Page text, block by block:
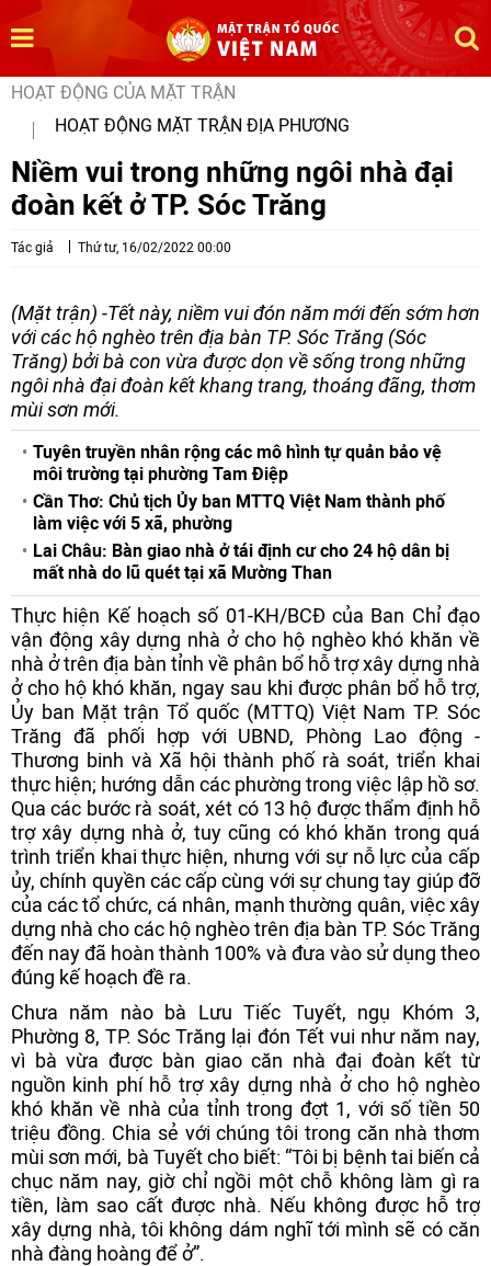
HOẠT ĐỘNG CỦA MẶT TRẬN
HOẠT ĐỘNG MẶT TRẬN ĐỊA PHƯƠNG
Niềm vui trong những ngôi nhà đại
đoàn kết ở TP. Sóc Trăng
Tác giả Thứ tư, 16/02/2022 00:00
(Mặt trận) -Tết này, niềm vui đón năm mới đến sớm hơn
với các hộ nghèo trên địa bàn TP. Sóc Trăng (Sóc
Trăng) bởi bà con vừa được dọn về sống trong những
ngôi nhà đại đoàn kết khang trang, thoáng đãng, thơm
mùi sơn mới.
Tuyên truyền nhân rộng các mô hình tự quản bảo vệ
môi trường tại phường Tam Điệp
Cần Thơ: Chủ tịch Ủy ban MTTQ Việt Nam thành phố
làm việc với 5 xã, phường
Lai Châu: Bàn giao nhà ở tái định cư cho 24 hộ dân bị
mất nhà do lũ quét tại xã Mường Than
Thực hiện Kế hoạch số 01-KH/BCĐ của Ban Chỉ đạo
vận động xây dựng nhà ở cho hộ nghèo khó khăn về
nhà ở trên địa bàn tỉnh về phân bổ hỗ trợ xây dựng nhà
ở cho hộ khó khăn, ngay sau khi được phân bổ hỗ trợ,
Ủy ban Mặt trận Tổ quốc (MTTQ) Việt Nam TP. Sóc
Trăng đã phối hợp với UBND, Phòng Lao động -
Thương binh và Xã hội thành phố rà soát, triển khai
thực hiện; hướng dẫn các phường trong việc lập hồ sơ.
Qua các bước rà soát, xét có 13 hộ được thẩm định hỗ
trợ xây dựng nhà ở, tuy cũng có khó khăn trong quá
trình triển khai thực hiện, nhưng với sự nỗ lực của cấp
ủy, chính quyền các cấp cùng với sự chung tay giúp đỡ
của các tổ chức, cá nhân, mạnh thường quân, việc xây
dựng nhà cho các hộ nghèo trên địa bàn TP. Sóc Trăng
đến nay đã hoàn thành 100% và đưa vào sử dụng theo
đúng kế hoạch đề ra.
Chưa năm nào bà Lưu Tiếc Tuyết, ngụ Khóm 3,
Phường 8, TP. Sóc Trăng lại đón Tết vui như năm nay,
vì bà vừa được bàn giao căn nhà đại đoàn kết từ
nguồn kinh phí hỗ trợ xây dựng nhà ở cho hộ nghèo
khó khăn về nhà của tỉnh trong đợt 1, với số tiền 50
triệu đồng. Chia sẻ với chúng tôi trong căn nhà thơm
mùi sơn mới, bà Tuyết cho biết: “Tôi bị bệnh tai biến cả
chục năm nay, giờ chỉ ngồi một chỗ không làm gì ra
tiền, làm sao cất được nhà. Nếu không được hỗ trợ
xây dựng nhà, tôi không dám nghĩ tới mình sẽ có căn
nhà đàng hoàng để ở”.